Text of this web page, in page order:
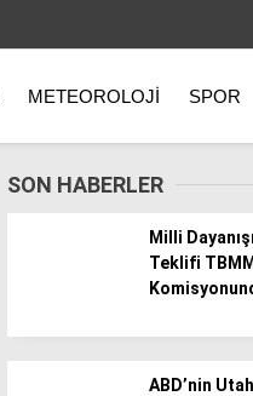
METEOROLOJI SPOR
SON HABERLER
Milli
Teklifi
ABD’nin